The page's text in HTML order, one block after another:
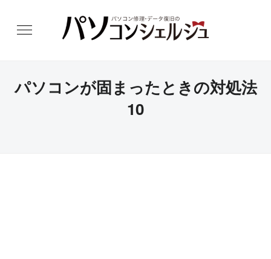
パソコンが固まったときの対処法
10